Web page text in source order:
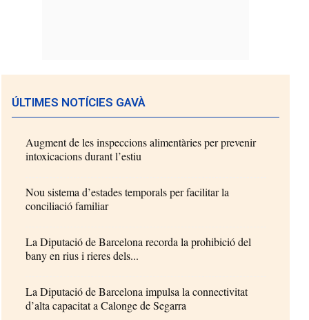
ÚLTIMES NOTÍCIES GAVÀ
Augment de les inspeccions alimentàries per prevenir
intoxicacions durant l’estiu
Nou sistema d’estades temporals per facilitar la
conciliació familiar
La Diputació de Barcelona recorda la prohibició del
bany en rius i rieres dels...
La Diputació de Barcelona impulsa la connectivitat
d’alta capacitat a Calonge de Segarra